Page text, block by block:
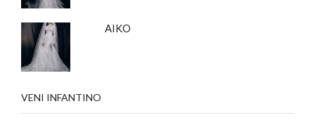
AIKO
VENI INFANTINO